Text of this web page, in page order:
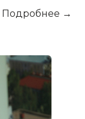
Подробнее →